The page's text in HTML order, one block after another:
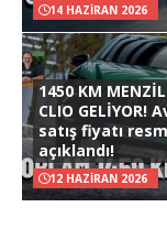
14 HAZIRAN 2026
1450 KM
CLIO GELİYOR!
satış fiyatı
açıklandı!
12 HAZIRAN 2026